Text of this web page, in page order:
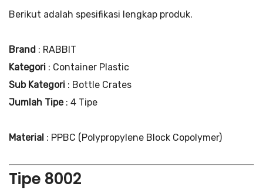
Berikut adalah spesifikasi lengkap produk.
Brand : RABBIT
Kategori : Container Plastic
Sub Kategori : Bottle Crates
Jumlah Tipe: 4 Tipe
Material : PPBC (Polypropylene Block Copolymer)
Tipe 8002